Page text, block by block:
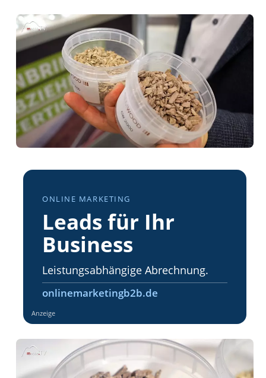
ONLINE MARKETING
Leads für Ihr
Business
Leistungsabhängige Abrechnung.
onlinemarketingb2b.de
Anzeige